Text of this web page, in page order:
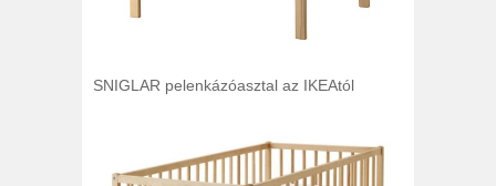
SNIGLAR pelenkázóasztal az IKEAtól